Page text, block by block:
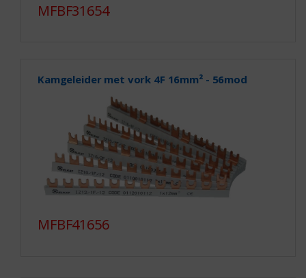
MFBF31654
Kamgeleider met vork 4F 16mm² - 56mod
MFBF41656